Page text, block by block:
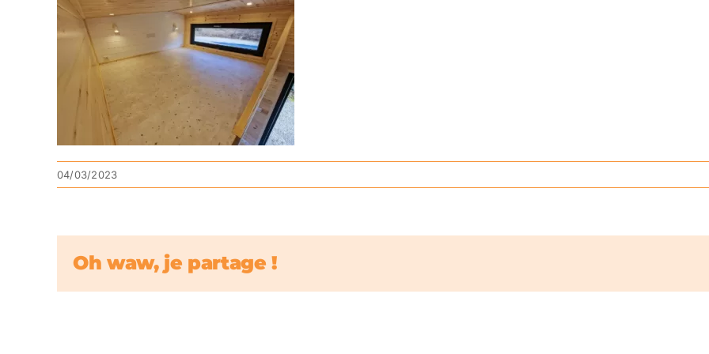
04/03/2023
Oh waw, je partage !